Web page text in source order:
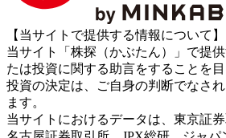
【当サイトで提供する情報について】
当サイト「株探（かぶたん）」で提
たは投資に関する助言をすることを
投資の決定は、ご自身の判断でなさ
ます。
当サイトにおけるデータは、東京証